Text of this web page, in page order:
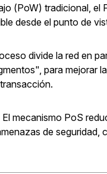
(PoW) tradicional, el
desde el punto de
divide la red en
para mejorar
mecanismo PoS
de seguridad,